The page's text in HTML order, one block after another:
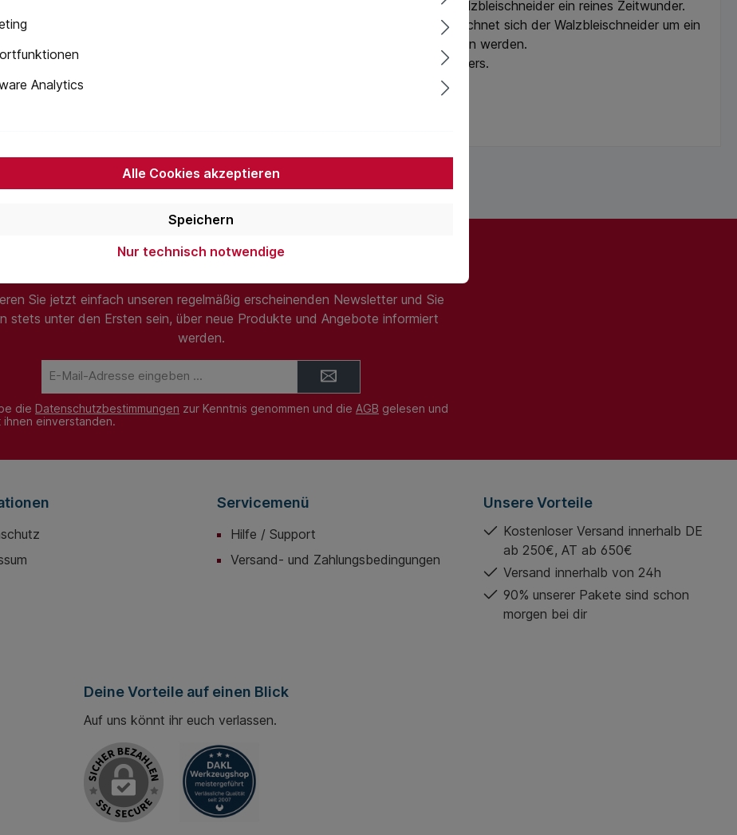
der Schnitte und reduziert somit auch den Verschnitt. Außerdem ist der Walzbleischneider ein reines Zeitwunder.
geschnitten. Schaut man sich die Zeitersparnis auf ein gesamtes Jahr an, rechnet sich der Walzbleischneider um ein
fertigstellen, weil Ihre Mitarbeiter schneller, effektiver & sicherer arbeiten werden.
DACH-Region profitieren seit Jahren durch den Einsatz des Walzbleischneiders.
Newsletter
Sie jetzt einfach unseren regelmäßig erscheinenden Newsletter und Sie
stets unter den Ersten sein, über neue Produkte und Angebote informiert
werden.
Mail-
Adresse*
die Datenschutzbestimmungen zur Kenntnis genommen und die AGB gelesen und
ihnen einverstanden.
Servicemenü
Hilfe / Support
Versand- und Zahlungsbedingungen
Unsere Vorteile
Kostenloser Versand innerhalb DE
ab 250€, AT ab 650€
Versand innerhalb von 24h
90% unserer Pakete sind schon
morgen bei dir
Deine Vorteile auf einen Blick
Auf uns könnt ihr euch verlassen.
Analytics
Alle Cookies akzeptieren
Speichern
Nur technisch notwendige